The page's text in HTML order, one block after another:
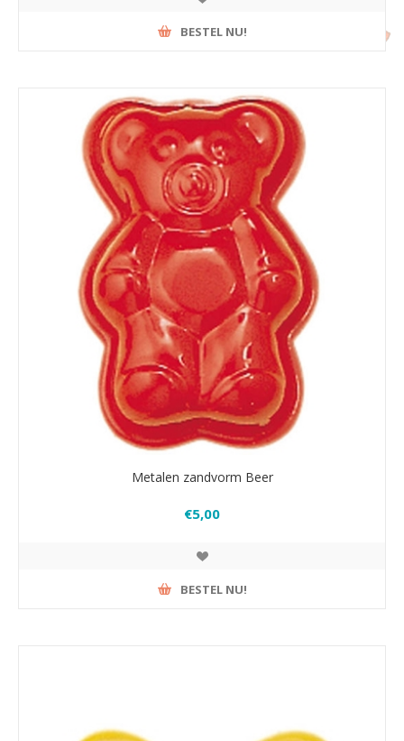
BESTEL NU!
Metalen zandvorm Beer
€5,00
BESTEL NU!